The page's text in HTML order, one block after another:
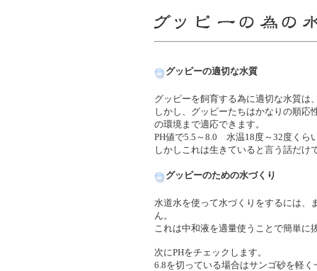
グッピーの適切な水質
グッピーを飼育する為に適切な水質
しかし、グッピーたちはかなりの順応
の環境まで適応できます。
PH値で5.5～8.0 水温18度～32度くら
しかしこれは生きていると言う話だけ
グッピーのための水づくり
水道水を使って水づくりをするには、
ん。
これは中和液を適量使うことで簡単に
次にPHをチェックします。
6.8を切っている場合はサンゴ砂を軽